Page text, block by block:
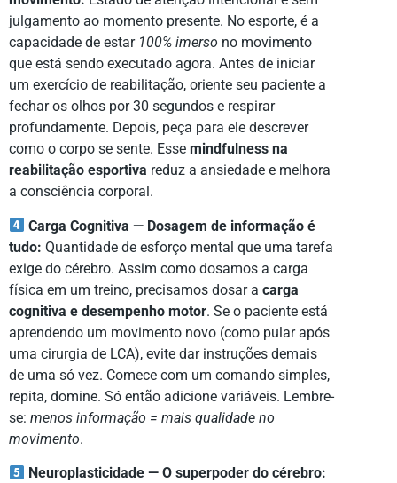
julgamento ao momento presente. No esporte, é a
capacidade de estar 100% imerso no movimento
que está sendo executado agora. Antes de iniciar
um exercício de reabilitação, oriente seu paciente a
fechar os olhos por 30 segundos e respirar
profundamente. Depois, peça para ele descrever
como o corpo se sente. Esse mindfulness na
reabilitação esportiva reduz a ansiedade e melhora
a consciência corporal.
Carga Cognitiva — Dosagem de informação é
tudo: Quantidade de esforço mental que uma tarefa
exige do cérebro. Assim como dosamos a carga
física em um treino, precisamos dosar a carga
cognitiva e desempenho motor. Se o paciente está
aprendendo um movimento novo (como pular após
uma cirurgia de LCA), evite dar instruções demais
de uma só vez. Comece com um comando simples,
repita, domine. Só então adicione variáveis. Lembre-
se: menos informação = mais qualidade no
movimento.
Neuroplasticidade — O superpoder do cérebro: